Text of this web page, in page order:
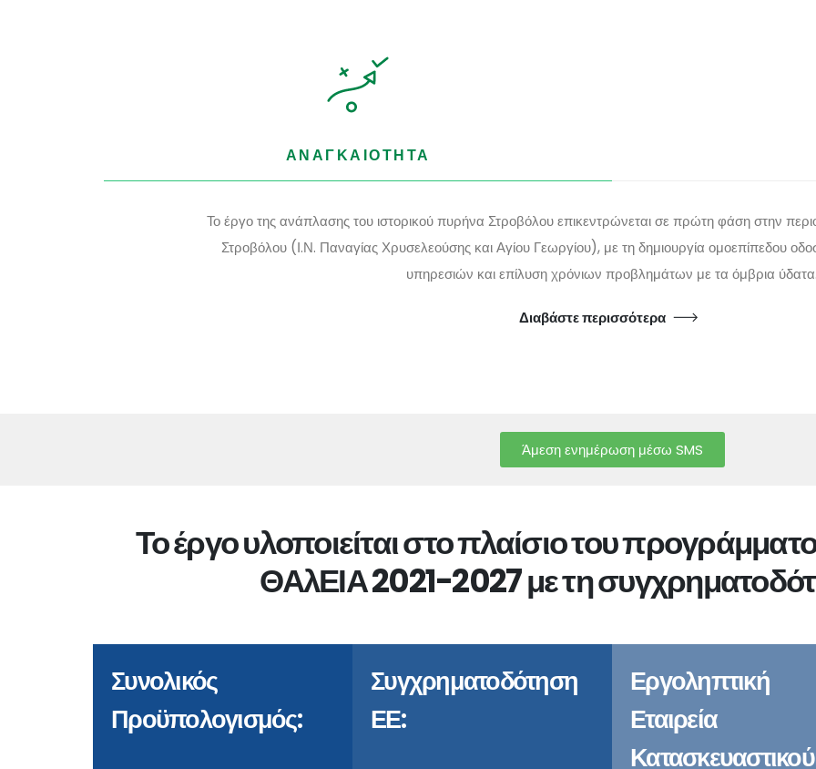
ΑΝΑΓΚΑΙΟΤΗΤΑ
Το έργο της ανάπλασης του ιστορικού πυρήνα Στροβόλου επικεντρώνεται σε πρώτη φάση στην
Στροβόλου (Ι.Ν. Παναγίας Χρυσελεούσης και Αγίου Γεωργίου), με τη δημιουργία ομοεπίπεδου
υπηρεσιών και επίλυση χρόνιων προβλημάτων με τα όμβρια
Διαβάστε περισσότερα
Άμεση ενημέρωση μέσω SMS
Το έργο υλοποιείται στο πλαίσιο του
ΘΑλΕΙΑ 2021-2027 με τη
Συνολικός
Προϋπολογισμός:
Συγχρηματοδότηση
ΕΕ:
Εργοληπτική
Εταιρεία
Κατασκευαστικού